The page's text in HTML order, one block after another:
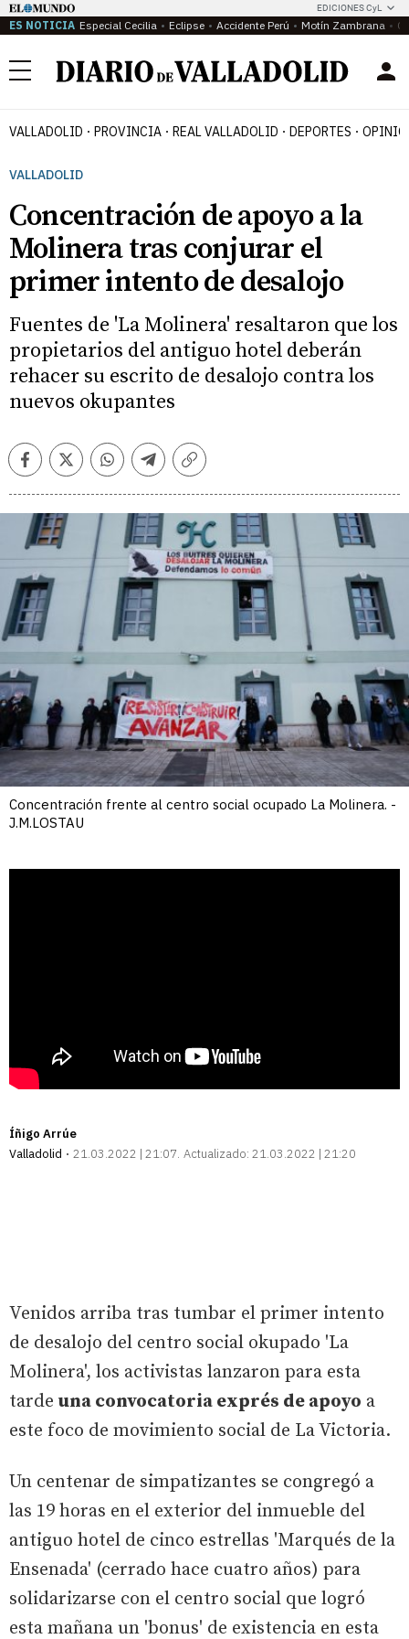
EDICIONES CyL
ES NOTICIA Especial Cecilia Eclipse Accidente Perú Motín Zambrana
Menú
VALLADOLID PROVINCIA REAL VALLADOLID DEPORTES
VALLADOLID
Concentración de apoyo a la
Molinera tras conjurar el
primer intento de desalojo
Fuentes de 'La Molinera' resaltaron que los
propietarios del antiguo hotel deberán
rehacer su escrito de desalojo contra los
nuevos okupantes
FacebookTwitterWhatsappTelegramCopiar
Concentración frente al centro social ocupado La Molinera. -
J.M.LOSTAU
Íñigo Arrúe
Valladolid
21.03.2022 | 21:07 Actualizado: 21.03.2022 | 21:20
Venidos arriba tras tumbar el primer intento
de desalojo del centro social okupado 'La
Molinera', los activistas lanzaron para esta
tarde una convocatoria exprés de apoyo a
este foco de movimiento social de La Victoria.
Un centenar de simpatizantes se congregó a
las 19 horas en el exterior del inmueble del
antiguo hotel de cinco estrellas 'Marqués de la
Ensenada' (cerrado hace cuatro años) para
solidarizarse con el centro social que logró
esta mañana un 'bonus' de existencia en esta